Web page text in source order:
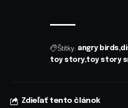
Štítky: angry birds
toy story toy story
Zdieľať tento článok